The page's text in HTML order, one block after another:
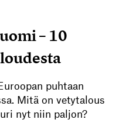
– 10
puhtaan
Mitä on vetytalous
nyt niin paljon?